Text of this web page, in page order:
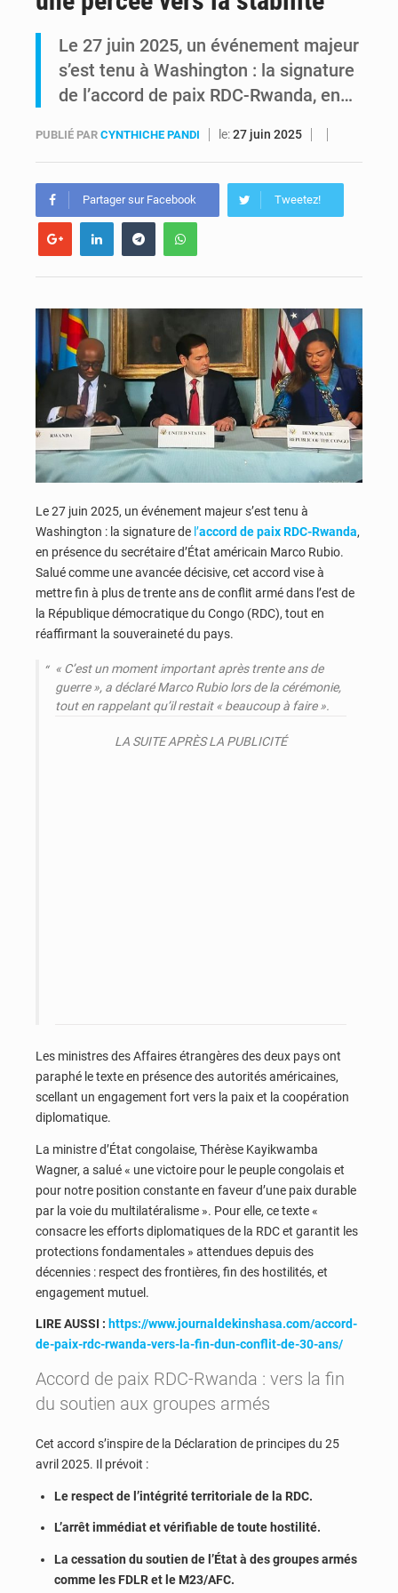
FIFA : sous pression, Gianni Infantino convoque une réunion de crise au Maroc après l’échec de son projet de réforme
Le 27 juin 2025, un événement majeur
s’est tenu à Washington : la signature
de l’accord de paix RDC-Rwanda, en…
PUBLIÉ PAR CYNTHICHE PANDI le:27 juin 2025
Partager sur Facebook Tweetez!
Le 27 juin 2025, un événement majeur s’est tenu à
Washington : la signature de l’accord de paix RDC-Rwanda,
en présence du secrétaire d’État américain Marco Rubio.
Salué comme une avancée décisive, cet accord vise à
mettre fin à plus de trente ans de conflit armé dans l’est de
la République démocratique du Congo (RDC), tout en
réaffirmant la souveraineté du pays.
« C’est un moment important après trente ans de
guerre », a déclaré Marco Rubio lors de la cérémonie,
tout en rappelant qu’il restait « beaucoup à faire ».
LA SUITE APRÈS LA PUBLICITÉ
Les ministres des Affaires étrangères des deux pays ont
paraphé le texte en présence des autorités américaines,
scellant un engagement fort vers la paix et la coopération
diplomatique.
La ministre d’État congolaise, Thérèse Kayikwamba
Wagner, a salué « une victoire pour le peuple congolais et
pour notre position constante en faveur d’une paix durable
par la voie du multilatéralisme ». Pour elle, ce texte «
consacre les efforts diplomatiques de la RDC et garantit les
protections fondamentales » attendues depuis des
décennies : respect des frontières, fin des hostilités, et
engagement mutuel.
LIRE AUSSI : https://www.journaldekinshasa.com/accord-
de-paix-rdc-rwanda-vers-la-fin-dun-conflit-de-30-ans/
Accord de paix RDC-Rwanda : vers la fin
du soutien aux groupes armés
Cet accord s’inspire de la Déclaration de principes du 25
avril 2025. Il prévoit :
Le respect de l’intégrité territoriale de la RDC.
L’arrêt immédiat et vérifiable de toute hostilité.
La cessation du soutien de l’État à des groupes armés
comme les FDLR et le M23/AFC.